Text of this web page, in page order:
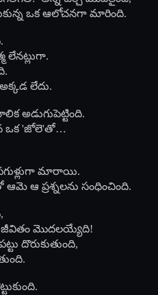
ఒక ఆలోచనగా మారింది.
లేనట్లుగా.
లేదు.
అడుగుపెట్టింది.
ఒక 'జోలె'తో…
పగుళ్లుగా మారాయి.
ఆమె ఆ ప్రశ్నలను సంధించింది.
జీవితం మొదలయ్యేది!
దొరుకుతుంది,